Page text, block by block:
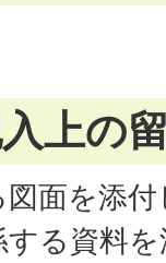
上の
面を添
る資料